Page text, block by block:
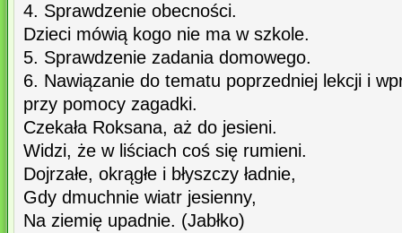
4. Sprawdzenie obecności.
Dzieci mówią kogo nie ma w szkole.
5. Sprawdzenie zadania domowego.
6. Nawiązanie do tematu poprzedniej lekcji i
przy pomocy zagadki.
Czekała Roksana, aż do jesieni.
Widzi, że w liściach coś się rumieni.
Dojrzałe, okrągłe i błyszczy ładnie,
Gdy dmuchnie wiatr jesienny,
Na ziemię upadnie. (Jabłko)